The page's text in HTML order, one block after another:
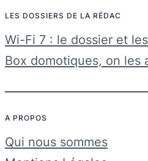
LES DOSSIERS DE LA RÉDAC
Wi-Fi 7 : le dossier et
Box domotiques, on les
A PROPOS
Qui nous sommes